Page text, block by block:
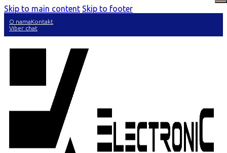
Skip to main content Skip to footer
O namaKontakt
Viber chat